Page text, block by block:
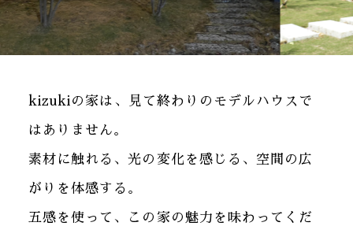
kizukiの家は、見て終わりのモデルハウスで
はありません。
素材に触れる、光の変化を感じる、空間の広
がりを体感する。
五感を使って、この家の魅力を味わってくだ